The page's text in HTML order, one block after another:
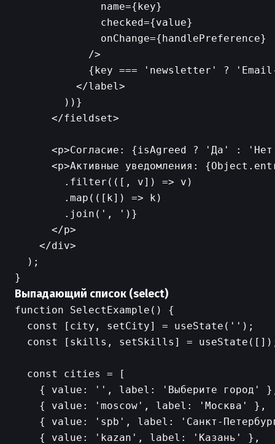
              name={key}
              checked={value}
              onChange={handlePreference}
            />
{key === 'newsletter' ?
          </label>
        ))}
      </fieldset>
<p>Согласие: {isAgreed ? 'Да' :
<p>Активные уведомления:
        .filter(([, v]) => v)
        .map(([k]) => k)
        .join(', ')}
      </p>
    </div>
  );
Выпадающий список (select)
function SelectExample() {
  const [city, setCity] = useState('');
const [skills, setSkills] =
  const cities = [
{ value: '', label: 'Выберите город'
    { value: 'moscow', label: 'Москва' },
{ value: 'spb', label: 'Санкт-
    { value: 'kazan', label: 'Казань' },